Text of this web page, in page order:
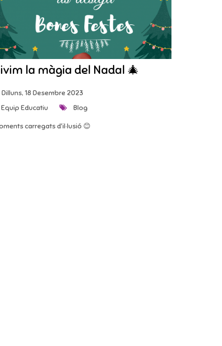
la màgia del Nadal 🎄
Dilluns, 18 Desembre 2023
Equip Educatiu
Blog
carregats d'il·lusió 😊